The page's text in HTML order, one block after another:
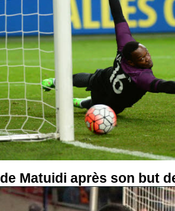
Matuidi après son but